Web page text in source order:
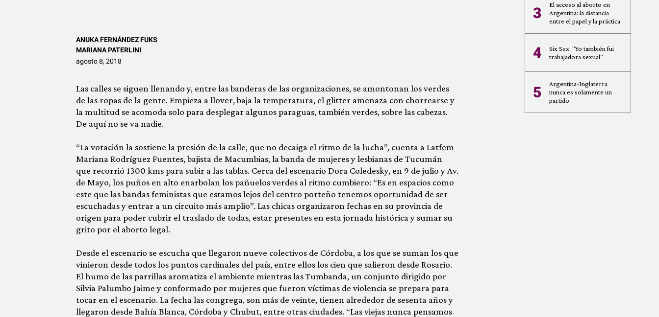
ANUKA FERNÁNDEZ FUKS
MARIANA PATERLINI
agosto 8, 2018
Las calles se siguen llenando y, entre las banderas de las organizaciones, se amontonan los verdes
de las ropas de la gente. Empieza a llover, baja la temperatura, el glitter amenaza con chorrearse y
la multitud se acomoda solo para desplegar algunos paraguas, también verdes, sobre las cabezas.
De aquí no se va nadie.
“La votación la sostiene la presión de la calle, que no decaiga el ritmo de la lucha”, cuenta a Latfem
Mariana Rodríguez Fuentes, bajista de Macumbias, la banda de mujeres y lesbianas de Tucumán
que recorrió 1300 kms para subir a las tablas. Cerca del escenario Dora Coledesky, en 9 de julio y Av.
de Mayo, los puños en alto enarbolan los pañuelos verdes al ritmo cumbiero: “Es en espacios como
este que las bandas feministas que estamos lejos del centro porteño tenemos oportunidad de ser
escuchadas y entrar a un circuito más amplio”. Las chicas organizaron fechas en su provincia de
origen para poder cubrir el traslado de todas, estar presentes en esta jornada histórica y sumar su
grito por el aborto legal.
Desde el escenario se escucha que llegaron nueve colectivos de Córdoba, a los que se suman los que
vinieron desde todos los puntos cardinales del país, entre ellos los cien que salieron desde Rosario.
El humo de las parrillas aromatiza el ambiente mientras las Tumbanda, un conjunto dirigido por
Silvia Palumbo Jaime y conformado por mujeres que fueron víctimas de violencia se prepara para
tocar en el escenario. La fecha las congrega, son más de veinte, tienen alrededor de sesenta años y
llegaron desde Bahía Blanca, Córdoba y Chubut, entre otras ciudades. “Las viejas nunca pensamos
3
El acceso al aborto en
Argentina: la distancia
entre el papel y la práctica
4
Six Sex: "Yo también fui
trabajadora sexual"
5
Argentina-Inglaterra
nunca es solamente un
partido